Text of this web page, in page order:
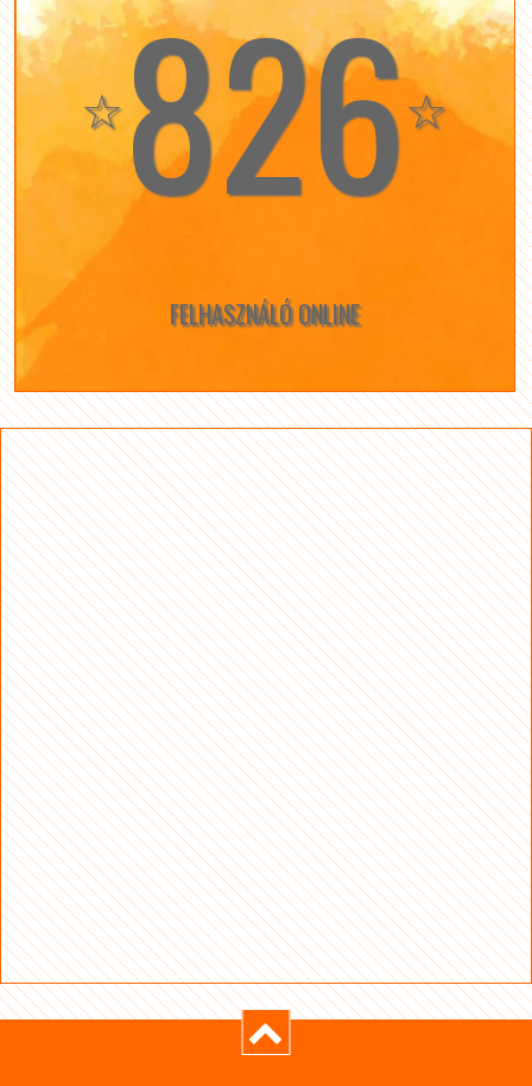
☆826☆
FELHASZNÁLÓ ONLINE